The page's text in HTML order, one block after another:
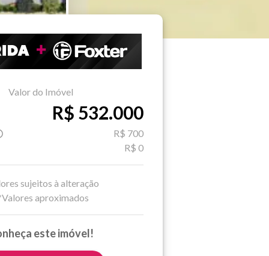
Valor do Imóvel
R$ 532.000
R$ 700
R$ 0
sujeitos à alteração
aproximados
este imóvel!